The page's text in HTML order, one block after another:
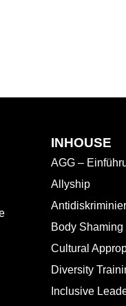
INHOUSE
AGG –
Allyship
Body Shaming
Cultural
Diversity
Inclusive